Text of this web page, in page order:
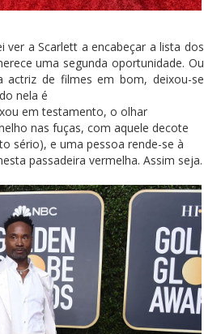
ver a Scarlett a encabeçar a lista dos
uma segunda oportunidade. Ou
actriz de filmes em bom, deixou-se
nela é
em testamento, o olhar
nas fuças, com aquele decote
sério), e uma pessoa rende-se à
passadeira vermelha. Assim seja.